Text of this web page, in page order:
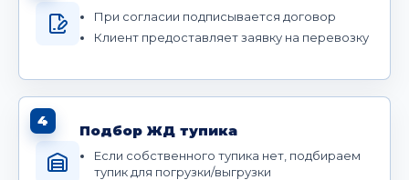
При согласии подписывается договор
Клиент предоставляет заявку на перевозку
4
Подбор ЖД тупика
Если собственного тупика нет, подбираем
тупик для погрузки/выгрузки